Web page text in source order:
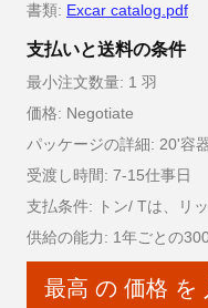
書類: Excar catalog.pdf
支払いと送料の条件
最小注文数量: 1 羽
価格: Negotiate
パッケージの詳細: 20'容
受渡し時間: 7-15仕事日
支払条件: トン/ Tは、リ
供給の能力: 1年ごとの
最高 の 価格 を